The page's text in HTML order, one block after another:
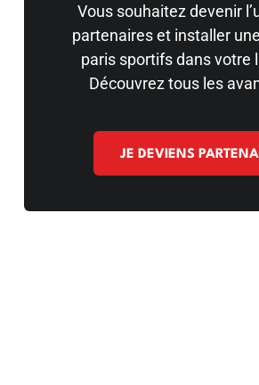
Vous souhaitez devenir
partenaires et installer
paris sportifs dans votre
Découvrez tous les
JE DEVIENS